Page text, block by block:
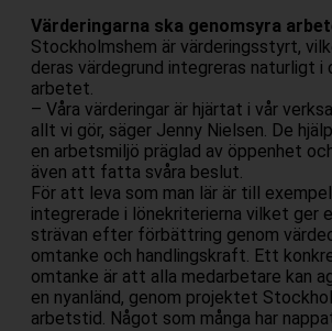
Värderingarna ska genomsyra
Stockholmshem är värderingsstyrt,
deras värdegrund integreras naturligt i
arbetet.
– Våra värderingar är hjärtat i vår
allt vi gör, säger Jenny Nielsen. De
en arbetsmiljö präglad av öppenhet
även att fatta svåra beslut.
För att leva som man lär är till
integrerade i lönekriterierna vilket ger
strävan efter förbättring genom
omtanke och handlingskraft. Ett
omtanke är att alla medarbetare kan
en nyanländ, genom projektet
arbetstid. Något som många har